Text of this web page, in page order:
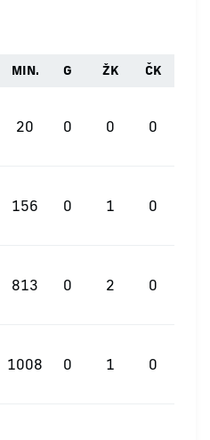
MIN. G ŽK ČK
20 0 0 0
156 0 1 0
813 0 2 0
1008 0 1 0